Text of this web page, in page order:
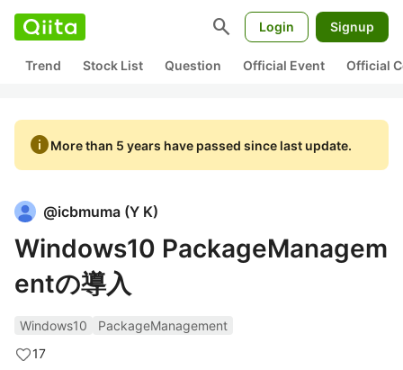
search Login Signup
Trend Stock List Question Official Event Official
infoMore than 5 years have passed since last update.
@icbmuma (Y K)
Windows10 PackageManagem
entの導入
Windows10
PackageManagement
17